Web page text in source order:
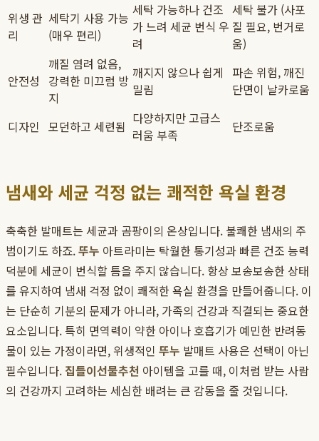
위생 관
리
세탁기 사용 가능
(매우 편리)
세탁 가능하나 건조
가 느려 세균 번식 우
려
세탁 불가 (사포
질 필요, 번거로
움)
안전성
깨질 염려 없음,
강력한 미끄럼 방
지
깨지지 않으나 쉽게
밀림
파손 위험, 깨진
단면이 날카로움
디자인 모던하고 세련됨 다양하지만 고급스
러움 부족
단조로움
냄새와 세균 걱정 없는 쾌적한 욕실 환경
축축한 발매트는 세균과 곰팡이의 온상입니다. 불쾌한 냄새의 주
범이기도 하죠.뚜누 아트라미는 탁월한 통기성과 빠른 건조 능력
덕분에 세균이 번식할 틈을 주지 않습니다. 항상 보송보송한 상태
를 유지하여 냄새 걱정 없이 쾌적한 욕실 환경을 만들어줍니다. 이
는 단순히 기분의 문제가 아니라, 가족의 건강과 직결되는 중요한
요소입니다. 특히 면역력이 약한 아이나 호흡기가 예민한 반려동
물이 있는 가정이라면, 위생적인 뚜누 발매트 사용은 선택이 아닌
필수입니다. 집들이선물추천 아이템을 고를 때, 이처럼 받는 사람
의 건강까지 고려하는 세심한 배려는 큰 감동을 줄 것입니다.